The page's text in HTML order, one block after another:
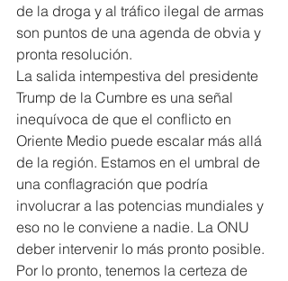
de la droga y al tráfico ilegal de armas
son puntos de una agenda de obvia y
pronta resolución.
La salida intempestiva del presidente
Trump de la Cumbre es una señal
inequívoca de que el conflicto en
Oriente Medio puede escalar más allá
de la región. Estamos en el umbral de
una conflagración que podría
involucrar a las potencias mundiales y
eso no le conviene a nadie. La ONU
deber intervenir lo más pronto posible.
Por lo pronto, tenemos la certeza de